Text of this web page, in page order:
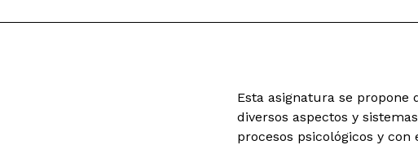
Esta asignatura se
diversos aspectos y
procesos psicológicos y